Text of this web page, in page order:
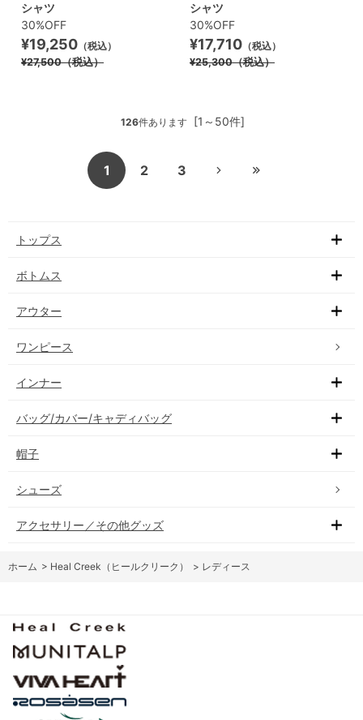
シャツ
30%OFF
¥19,250 （税込）
¥27,500（税込）
シャツ
30%OFF
¥17,710 （税込）
¥25,300（税込）
[1～50件]
126件あります
1 2 3
トップス
ボトムス
アウター
ワンピース
インナー
バッグ/カバー/キャディバッグ
帽子
シューズ
アクセサリー／その他グッズ
ホーム > Heal Creek（ヒールクリーク） > レディース